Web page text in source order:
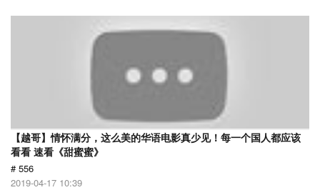
【越哥】情怀满分，这么美的华语电影真少见！每一个国人都应该
看看 速看《甜蜜蜜》
# 556
2019-04-17 10:39